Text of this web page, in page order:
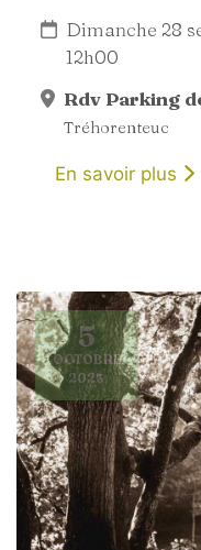
Dimanche 28
12h00
Rdv Parking
Tréhorenteuc
En savoir plus
5
OCTOBRE
2025